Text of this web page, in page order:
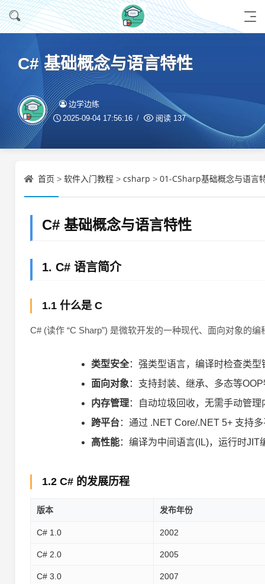
C# 基础概念与语言特性
边学边练
2025-09-04 17:56:16 阅读 137
首页 > 软件入门教程 > csharp > 01-CSharp基础概念与语言
C# 基础概念与语言特性
1. C# 语言简介
1.1 什么是 C
C# (读作 “C Sharp”) 是微软开发的一种现代、面向对象的
类型安全：强类型语言，编译时检查类型
面向对象 ：支持封装、继承、多态等
内存管理：自动垃圾回收，无需手动管理
跨平台：通过 .NET Core/.NET 5+ 支持
高性能：编译为中间语言(IL)，运行时JIT
1.2 C# 的发展历程
版本 发布年份
C# 1.0 2002
C# 2.0 2005
C# 3.0 2007